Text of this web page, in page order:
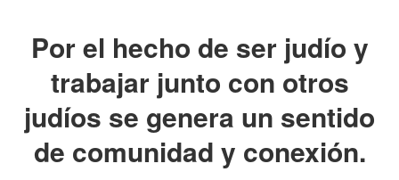
Por el hecho de ser judío y
trabajar junto con otros
judíos se genera un sentido
de comunidad y conexión.